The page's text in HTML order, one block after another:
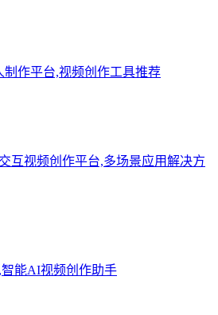
制作平台,视频创作工具推荐
互视频创作平台,多场景应用解决方
能AI视频创作助手